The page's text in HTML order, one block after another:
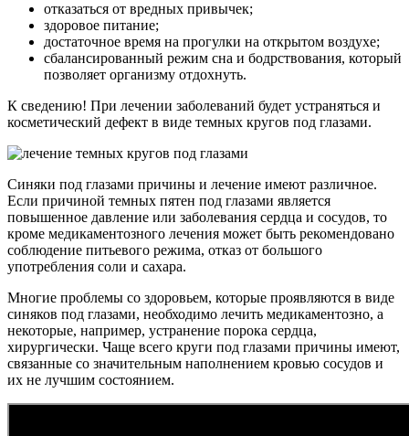
отказаться от вредных привычек;
здоровое питание;
достаточное время на прогулки на открытом воздухе;
сбалансированный режим сна и бодрствования, который
позволяет организму отдохнуть.
К сведению! При лечении заболеваний будет устраняться и
косметический дефект в виде темных кругов под глазами.
Синяки под глазами причины и лечение имеют различное.
Если причиной темных пятен под глазами является
повышенное давление или заболевания сердца и сосудов, то
кроме медикаментозного лечения может быть рекомендовано
соблюдение питьевого режима, отказ от большого
употребления соли и сахара.
Многие проблемы со здоровьем, которые проявляются в виде
синяков под глазами, необходимо лечить медикаментозно, а
некоторые, например, устранение порока сердца,
хирургически. Чаще всего круги под глазами причины имеют,
связанные со значительным наполнением кровью сосудов и
их не лучшим состоянием.